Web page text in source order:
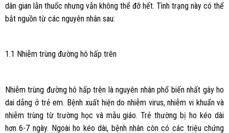
dân gian lẫn thuốc nhưng vẫn không thể đỡ hết. Tình trạng này có thể
bắt nguồn từ các nguyên nhân sau:
1.1 Nhiễm trùng đường hô hấp trên
Nhiễm trùng đường hô hấp trên là nguyên nhân phổ biến nhất gây ho
dai dẳng ở trẻ em. Bệnh xuất hiện do nhiễm virus, nhiễm vi khuẩn và
nhiễm trùng từ trường học và mẫu giáo. Trẻ thường bị ho kéo dài
hơn 6-7 ngày. Ngoài ho kéo dài, bệnh nhân còn có các triệu chứng